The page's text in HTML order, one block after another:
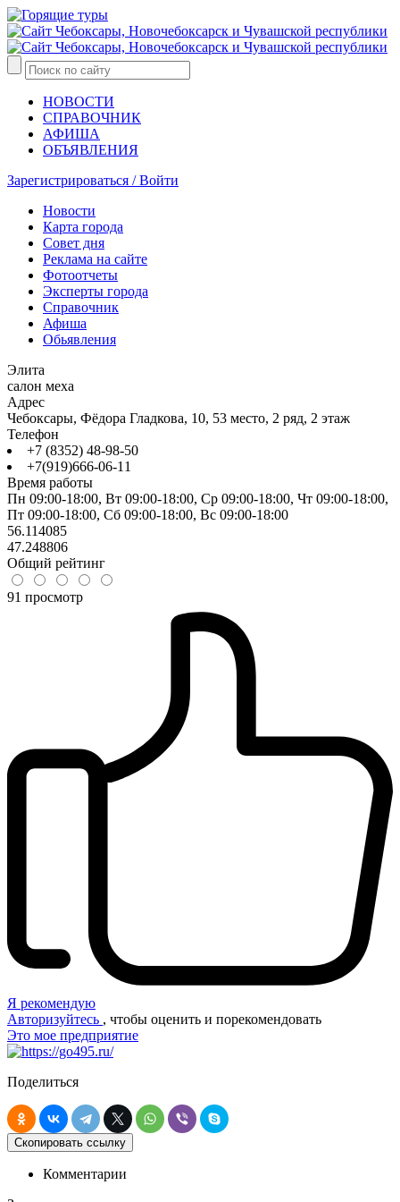
НОВОСТИ
СПРАВОЧНИК
АФИША
ОБЪЯВЛЕНИЯ
Зарегистрироваться / Войти
Новости
Карта города
Совет дня
Реклама на сайте
Фотоотчеты
Эксперты города
Справочник
Афиша
Обьявления
Элита
салон меха
Адрес
Чебоксары, Фёдора Гладкова, 10, 53 место, 2 ряд, 2 этаж
Телефон
+7 (8352) 48-98-50
+7(919)666-06-11
Время работы
Пн 09:00-18:00, Вт 09:00-18:00, Ср 09:00-18:00, Чт 09:00-18:00,
Пт 09:00-18:00, Сб 09:00-18:00, Вс 09:00-18:00
56.114085
47.248806
Общий рейтинг
91 просмотр
Я рекомендую
Авторизуйтесь , чтобы оценить и порекомендовать
Это мое предприятие
Поделиться
Скопировать ссылку
Комментарии